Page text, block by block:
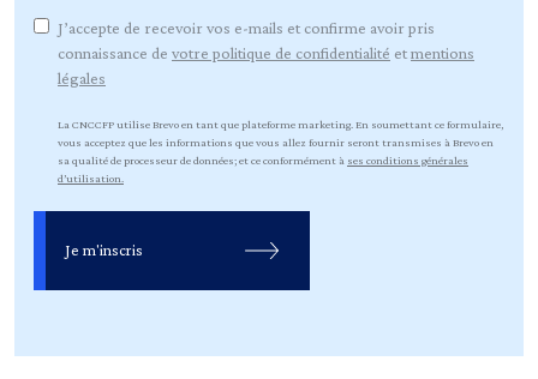
J’accepte de recevoir vos e-mails et confirme avoir pris
connaissance de votre politique de confidentialité etmentions
légales
La CNCCFP utilise Brevo en tant que plateforme marketing. En soumettant ce formulaire,
vous acceptez que les informations que vous allez fournir seront transmises à Brevo en
sa qualité de processeur de données; et ce conformément à ses conditions générales
d’utilisation.
Je m'inscris